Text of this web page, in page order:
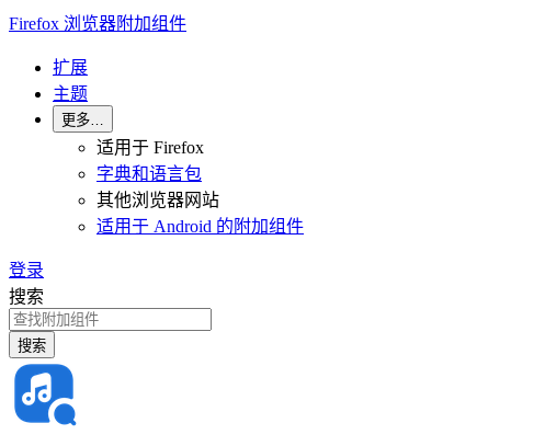
Firefox 浏览器附加组件
扩展
主题
更多…
适用于 Firefox
字典和语言包
其他浏览器网站
适用于 Android 的附加组件
登录
搜索
搜索